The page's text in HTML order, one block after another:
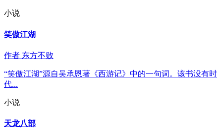
小说
笑傲江湖
作者 东方不败
“笑傲江湖”源自吴承恩著《西游记》中的一句词。该书没有时
代...
小说
天龙八部